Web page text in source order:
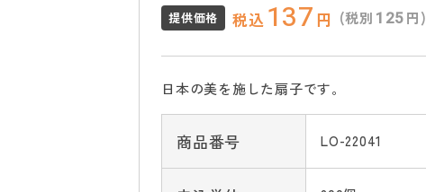
提供価格
税込 137 円 (税別 125円)
日本の美を施した扇子です。
商品番号 LO-22041